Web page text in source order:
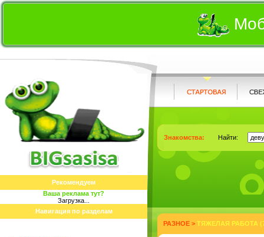
Рекомендуем
Ваша реклама тут?
Загрузка...
Навигация по разделам
Знакомства: Найти:
РАЗНОЕ > ТЯЖЕЛАЯ РАБОТА